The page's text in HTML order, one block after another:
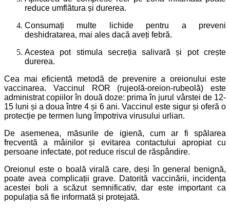
reduce umflătura și durerea.
Consumați multe lichide pentru a preveni
deshidratarea, mai ales dacă aveți febră.
Acestea pot stimula secreția salivară și pot crește
durerea.
Cea mai eficientă metodă de prevenire a oreionului este
vaccinarea. Vaccinul ROR (rujeolă-oreion-rubeolă) este
administrat copiilor în două doze: prima în jurul vârstei de 12-
15 luni și a doua între 4 și 6 ani. Vaccinul este sigur și oferă o
protecție pe termen lung împotriva virusului urlian.
De asemenea, măsurile de igienă, cum ar fi spălarea
frecventă a mâinilor și evitarea contactului apropiat cu
persoane infectate, pot reduce riscul de răspândire.
Oreionul este o boală virală care, deși în general benignă,
poate avea complicații grave. Datorită vaccinării, incidența
acestei boli a scăzut semnificativ, dar este important ca
populația să fie informată și protejată.